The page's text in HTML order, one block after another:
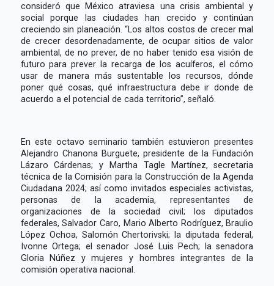
consideró que México atraviesa una crisis ambiental y
social porque las ciudades han crecido y continúan
creciendo sin planeación. “Los altos costos de crecer mal
de crecer desordenadamente, de ocupar sitios de valor
ambiental, de no prever, de no haber tenido esa visión de
futuro para prever la recarga de los acuíferos, el cómo
usar de manera más sustentable los recursos, dónde
poner qué cosas, qué infraestructura debe ir donde de
acuerdo a el potencial de cada territorio”, señaló.
En este octavo seminario también estuvieron presentes
Alejandro Chanona Burguete, presidente de la Fundación
Lázaro Cárdenas; y Martha Tagle Martínez, secretaria
técnica de la Comisión para la Construcción de la Agenda
Ciudadana 2024; así como invitados especiales activistas,
personas de la academia, representantes de
organizaciones de la sociedad civil; los diputados
federales, Salvador Caro, Mario Alberto Rodríguez, Braulio
López Ochoa, Salomón Chertorivski; la diputada federal,
Ivonne Ortega; el senador José Luis Pech; la senadora
Gloria Núñez y mujeres y hombres integrantes de la
comisión operativa nacional.